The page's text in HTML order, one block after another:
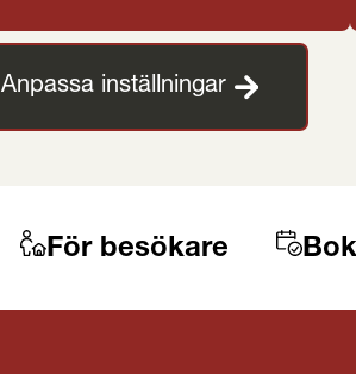
Anpassa inställningar
För besökare